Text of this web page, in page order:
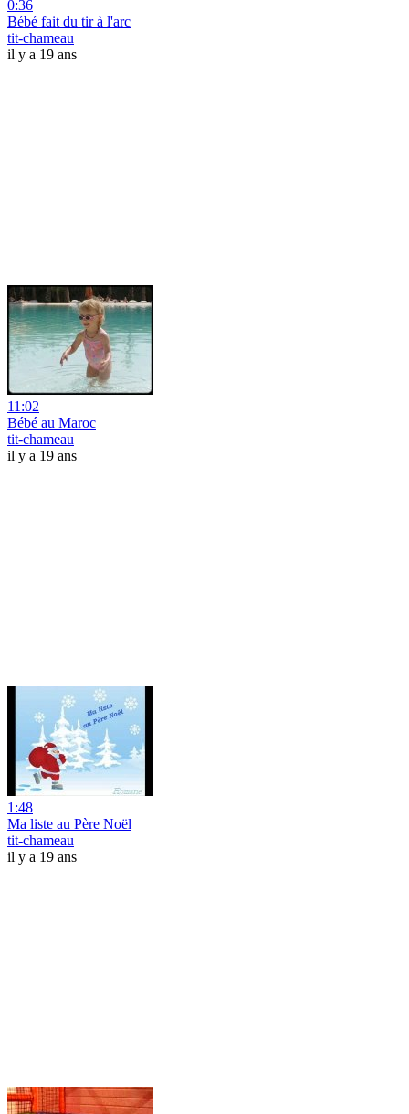
0:36
Bébé fait du tir à l'arc
tit-chameau
il y a 19 ans
11:02
Bébé au Maroc
tit-chameau
il y a 19 ans
1:48
Ma liste au Père Noël
tit-chameau
il y a 19 ans